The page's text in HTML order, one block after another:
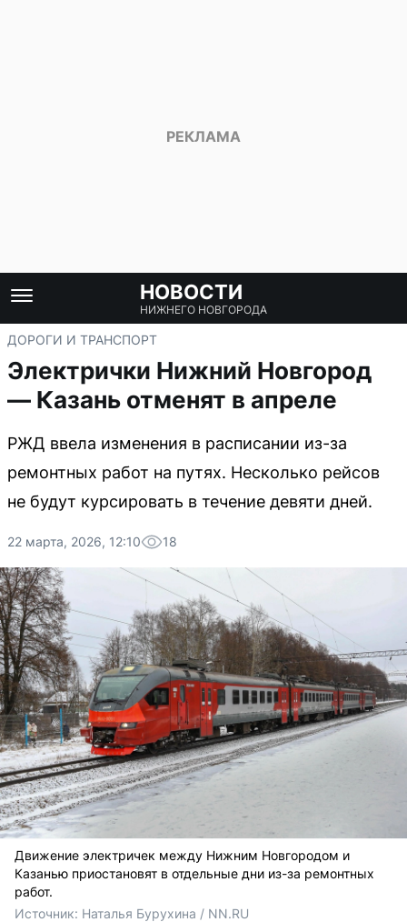
НОВОСТИ
НИЖНЕГО НОВГОРОДА
ДОРОГИ И ТРАНСПОРТ
Электрички Нижний Новгород
— Казань отменят в апреле
РЖД ввела изменения в расписании из-за
ремонтных работ на путях. Несколько рейсов
не будут курсировать в течение девяти дней.
22 марта, 2026, 12:10 18
Движение электричек между Нижним Новгородом и
Казанью приостановят в отдельные дни из-за ремонтных
работ.
Источник: Наталья Бурухина / NN.RU